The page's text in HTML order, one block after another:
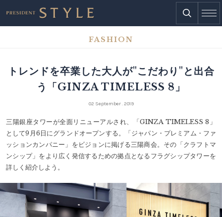
FASHION
トレンドを卒業した大人が"こだわり"と出合
う「GINZA TIMELESS 8」
02 September . 2019
三陽銀座タワーが全面リニューアルされ、「GINZA TIMELESS 8」
として9月6日にグランドオープンする。「ジャパン・プレミアム・ファ
ッションカンパニー」をビジョンに掲げる三陽商会。その「クラフトマ
ンシップ」をより広く発信するための拠点となるフラグシップタワーを
詳しく紹介しよう。